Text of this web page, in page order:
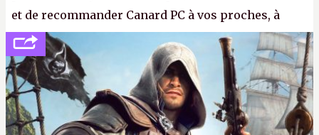
et de recommander Canard PC à vos proches, à
votre famille et aux inconnus que vous croisez
dans la rue. Bon été à tous ! –ER.